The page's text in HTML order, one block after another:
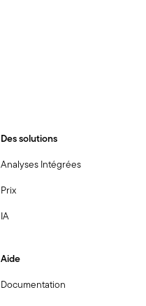
Des solutions
Analyses Intégrées
Prix
IA
Aide
Documentation